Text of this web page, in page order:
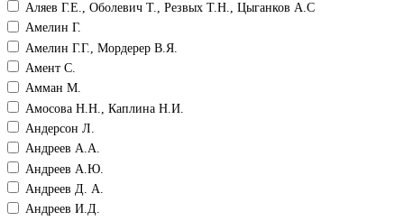
Аляев Г.Е., Оболевич Т., Резвых Т.Н., Цыганков А.С
Амелин Г.
Амелин Г.Г., Мордерер В.Я.
Амент С.
Амман М.
Амосова Н.Н., Каплина Н.И.
Андерсон Л.
Андреев А.А.
Андреев А.Ю.
Андреев Д. А.
Андреев И.Д.